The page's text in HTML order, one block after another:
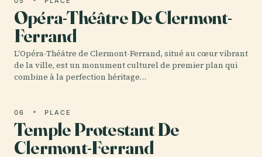
Opéra-Théâtre De Clermont-
Ferrand
L'Opéra-Théâtre de Clermont-Ferrand, situé au cœur vibrant
de la ville, est un monument culturel de premier plan qui
combine à la perfection héritage…
06 PLACE
Temple Protestant De
Clermont-Ferrand